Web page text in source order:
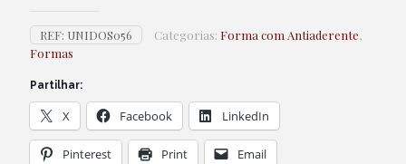
REF: UNIDOS056 Categorias: Forma com Antiaderente,
Formas
Partilhar:
X Facebook LinkedIn
Pinterest Print Email